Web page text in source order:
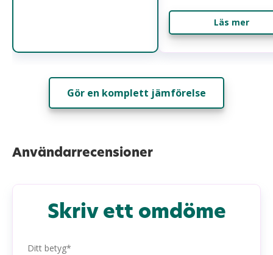
Läs mer
Gör en komplett jämförelse
Användarrecensioner
Skriv ett omdöme
Ditt betyg*